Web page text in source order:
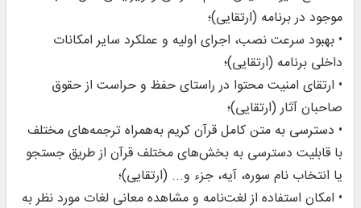
موجود در برنامه (ارتقایی)؛
• بهبود سرعت نصب، اجرای اولیه و عملکرد سایر امکانات
داخلی برنامه (ارتقایی)؛
• ارتقای امنیت محتوا در راستای حفظ و حراست از حقوق
صاحبان آثار (ارتقایی)؛
• دسترسی به متن کامل قرآن کریم به‌همراه ترجمه‌های مختلف
با قابلیت دسترسی به بخش‌های مختلف قرآن از طریق جستجو
یا انتخاب نام سوره، آیه، جزء و... (ارتقایی)؛
• امکان استفاده از لغت‌نامه و مشاهده معانی لغات مورد نظر به